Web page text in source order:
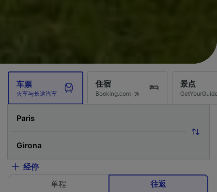
车票
火车与长途汽车
住宿
Booking.com
景点
经停
单程
往返